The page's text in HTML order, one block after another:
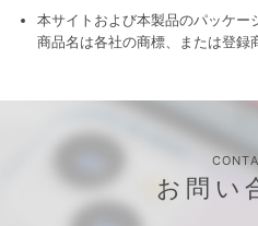
本サイトおよび本製品のパッケー
商品名は各社の商標、または登録
お問い